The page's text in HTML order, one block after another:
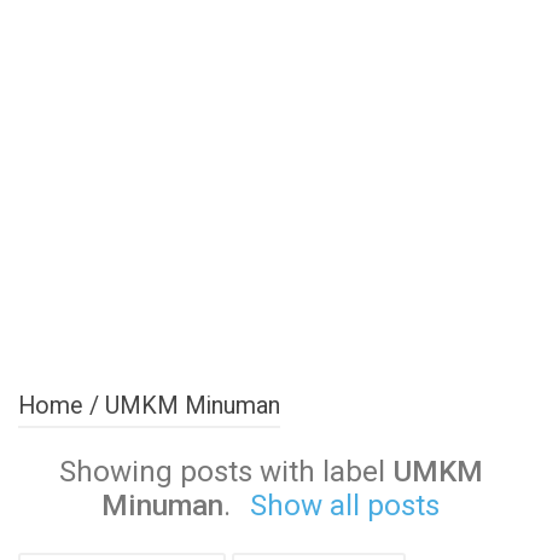
Home / UMKM Minuman
Showing posts with label UMKM
Minuman. Show all posts